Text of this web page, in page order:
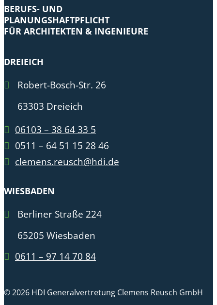
BERUFS- UND
PLANUNGSHAFTPFLICHT
FÜR ARCHITEKTEN & INGENIEURE
DREIEICH
Robert-Bosch-Str. 26
63303 Dreieich
06103 – 38 64 33 5
0511 – 64 51 15 28 46
clemens.reusch@hdi.de
WIESBADEN
Berliner Straße 224
65205 Wiesbaden
0611 – 97 14 70 84
© 2026 HDI Generalvertretung Clemens Reusch GmbH